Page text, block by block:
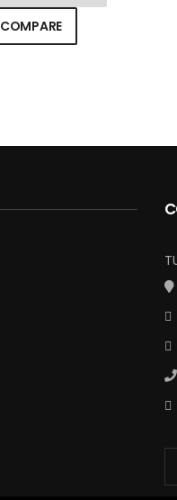
COMPARE